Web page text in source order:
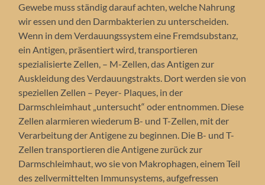
Gewebe muss ständig darauf achten, welche Nahrung
wir essen und den Darmbakterien zu unterscheiden.
Wenn in dem Verdauungssystem eine Fremdsubstanz,
ein Antigen, präsentiert wird, transportieren
spezialisierte Zellen, – M-Zellen, das Antigen zur
Auskleidung des Verdauungstrakts. Dort werden sie von
speziellen Zellen – Peyer- Plaques, in der
Darmschleimhaut „untersucht“ oder entnommen. Diese
Zellen alarmieren wiederum B- und T-Zellen, mit der
Verarbeitung der Antigene zu beginnen. Die B- und T-
Zellen transportieren die Antigene zurück zur
Darmschleimhaut, wo sie von Makrophagen, einem Teil
des zellvermittelten Immunsystems, aufgefressen